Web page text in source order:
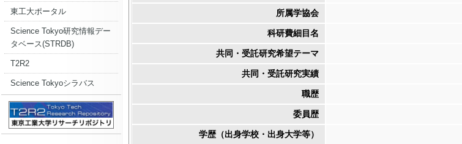
東工大ポータル
Science Tokyo研究情報デー
タベース(STRDB)
T2R2
Science Tokyoシラバス
所属学協会
科研費細目名
共同・受託研究希望テーマ
共同・受託研究実績
職歴
委員歴
学歴（出身学校・出身大学等）